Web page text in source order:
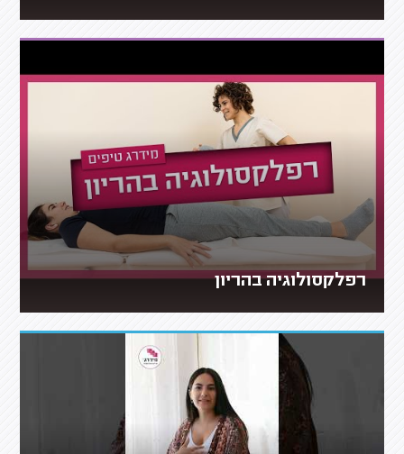
רפלקסולוגיה בהריון